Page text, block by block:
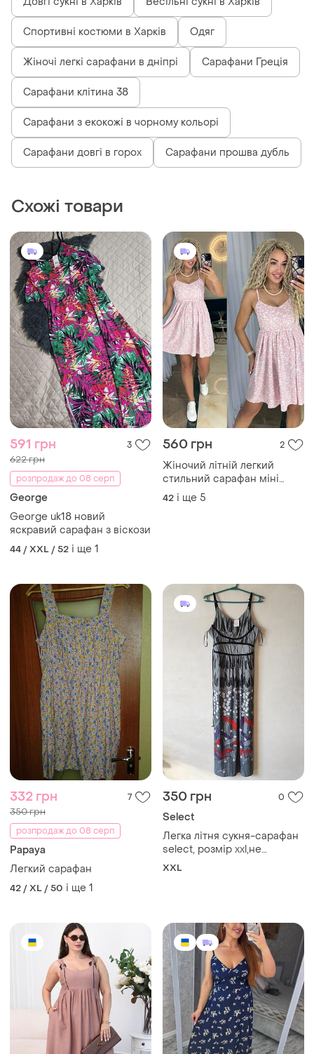
Спортивні костюми в Харків Одяг
Жіночі легкі сарафани в дніпрі Сарафани Греція
Сарафани клітина 38
Сарафани з екокожі в чорному кольорі
Сарафани довгі в горох Сарафани прошва дубль
Схожі товари
591 грн 3
622 грн
розпродаж до 08 серп
George
George uk18 новий
яскравий сарафан з віскози
44 / XXL / 52 і ще 1
560 грн 2
Жіночий літній легкий
стильний сарафан міні
довжини на бретелях
42 і ще 5
332 грн 7
350 грн
розпродаж до 08 серп
Papaya
Легкий сарафан
42 / XL / 50 і ще 1
350 грн 0
Select
Легка літня сукня-сарафан
select, розмір xxl,не
вдягалася
XXL